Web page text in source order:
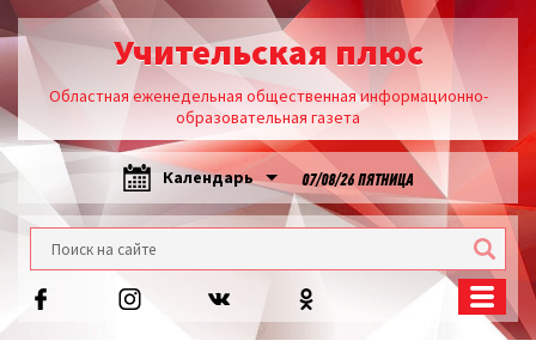
Учительская плюс
Областная еженедельная общественная информационно-
образовательная газета
Календарь 07/08/26 ПЯТНИЦА